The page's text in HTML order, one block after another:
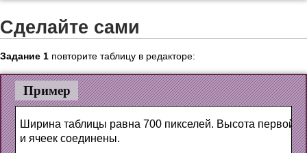
Сделайте сами
Задание 1 повторите таблицу в редакторе:
Пример
Ширина таблицы равна 700 пикселей. Высота первой
и ячеек соединены.